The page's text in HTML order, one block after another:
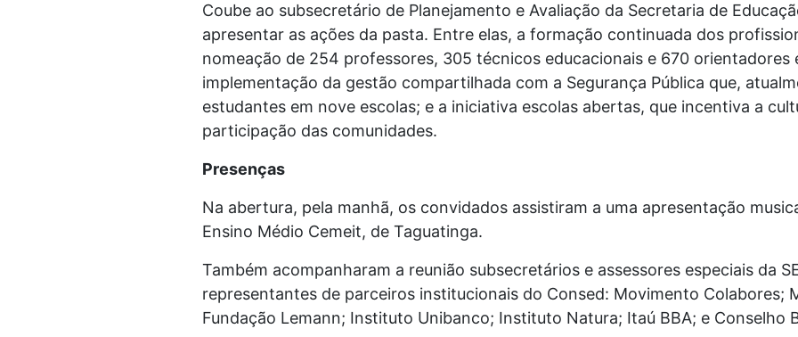
Coube ao subsecretário de Planejamento e Avaliação da Secretaria de
apresentar as ações da pasta. Entre elas, a formação continuada dos
nomeação de 254 professores, 305 técnicos educacionais e 670 orientadores
implementação da gestão compartilhada com a Segurança Pública que,
estudantes em nove escolas; e a iniciativa escolas abertas, que incentiva a
participação das comunidades.
Presenças
Na abertura, pela manhã, os convidados assistiram a uma apresentação
Ensino Médio Cemeit, de Taguatinga.
Também acompanharam a reunião subsecretários e assessores especiais da
representantes de parceiros institucionais do Consed: Movimento Colabores;
Fundação Lemann; Instituto Unibanco; Instituto Natura; Itaú BBA; e Conselho